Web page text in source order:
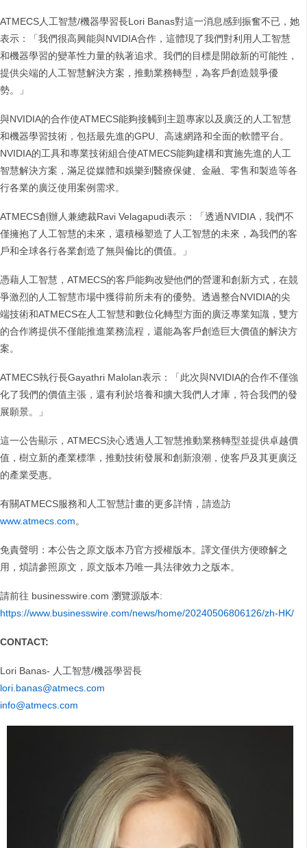
ATMECS人工智慧/機器學習長Lori Banas對這一消息感到振奮不已，她
表示：「我們很高興能與NVIDIA合作，這體現了我們對利用人工智慧
和機器學習的變革性力量的執著追求。我們的目標是開啟新的可能性，
提供尖端的人工智慧解決方案，推動業務轉型，為客戶創造競爭優
勢。」
與NVIDIA的合作使ATMECS能夠接觸到主題專家以及廣泛的人工智慧
和機器學習技術，包括最先進的GPU、高速網路和全面的軟體平台。
NVIDIA的工具和專業技術組合使ATMECS能夠建構和實施先進的人工
智慧解決方案，滿足從媒體和娛樂到醫療保健、金融、零售和製造等各
行各業的廣泛使用案例需求。
ATMECS創辦人兼總裁Ravi Velagapudi表示：「透過NVIDIA，我們不
僅擁抱了人工智慧的未來，還積極塑造了人工智慧的未來，為我們的客
戶和全球各行各業創造了無與倫比的價值。」
憑藉人工智慧，ATMECS的客戶能夠改變他們的營運和創新方式，在競
爭激烈的人工智慧市場中獲得前所未有的優勢。透過整合NVIDIA的尖
端技術和ATMECS在人工智慧和數位化轉型方面的廣泛專業知識，雙方
的合作將提供不僅能推進業務流程，還能為客戶創造巨大價值的解決方
案。
ATMECS執行長Gayathri Malolan表示：「此次與NVIDIA的合作不僅強
化了我們的價值主張，還有利於培養和擴大我們人才庫，符合我們的發
展願景。」
這一公告顯示，ATMECS決心透過人工智慧推動業務轉型並提供卓越價
值，樹立新的產業標準，推動技術發展和創新浪潮，使客戶及其更廣泛
的產業受惠。
有關ATMECS服務和人工智慧計畫的更多詳情，請造訪
www.atmecs.com。
免責聲明：本公告之原文版本乃官方授權版本。譯文僅供方便瞭解之
用，煩請參照原文，原文版本乃唯一具法律效力之版本。
請前往 businesswire.com 瀏覽源版本:
https://www.businesswire.com/news/home/20240506806126/zh-HK/
CONTACT:
Lori Banas- 人工智慧/機器學習長
lori.banas@atmecs.com
info@atmecs.com